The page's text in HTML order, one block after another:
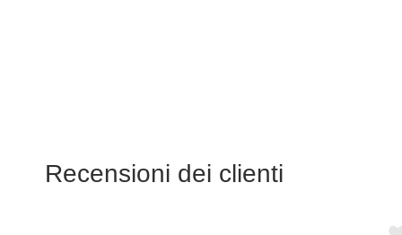
Recensioni dei clienti